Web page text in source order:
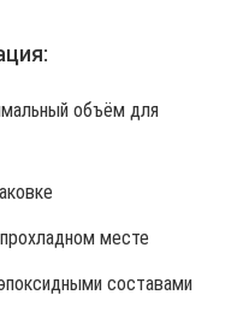
объём для
месте
составами